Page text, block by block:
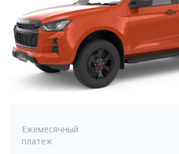
Ежемесячный
платеж